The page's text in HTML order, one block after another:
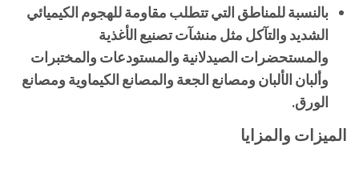
بالنسبة للمناطق التي تتطلب مقاومة للهجوم الكيميائي
الشديد والتآكل مثل منشآت تصنيع الأغذية
والمستحضرات الصيدلانية والمستودعات والمختبرات
وألبان الألبان ومصانع الجعة والمصانع الكيماوية ومصانع
الورق.
الميزات والمزايا